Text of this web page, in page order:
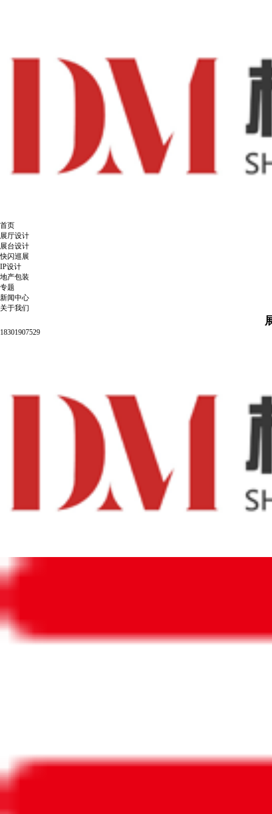
首页
展厅设计
展台设计
快闪巡展
IP设计
地产包装
专题
新闻中心
关于我们
18301907529